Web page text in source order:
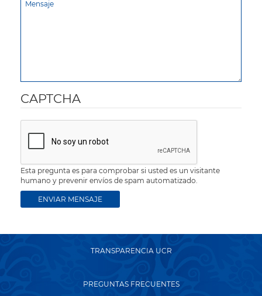
CAPTCHA
Esta pregunta es para comprobar si usted es un visitante
humano y prevenir envíos de spam automatizado.
TRANSPARENCIA UCR
PREGUNTAS FRECUENTES